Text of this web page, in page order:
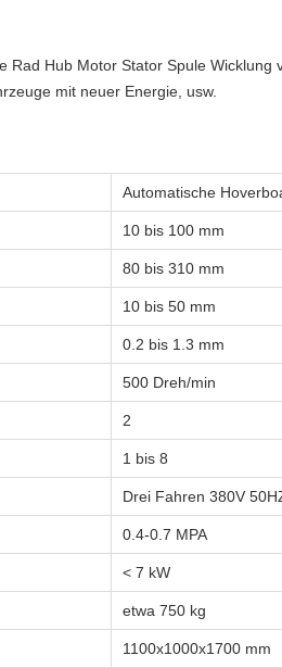
Hub Motor Stator Spule Wicklung
mit neuer Energie, usw.
Automatische
10 bis 100 mm
80 bis 310 mm
10 bis 50 mm
0.2 bis 1.3 mm
500 Dreh/min
2
1 bis 8
Drei Fahren 380V
0.4-0.7 MPA
< 7 kW
etwa 750 kg
1100x1000x1700 mm